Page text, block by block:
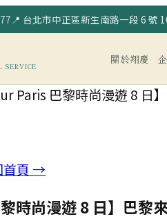
📍 台北市中正區新生南路一段 6 號
SERVICE
關於翔慶
Paris 巴黎時尚漫遊 8 日
首頁 →
時尚漫遊 8 日】巴黎